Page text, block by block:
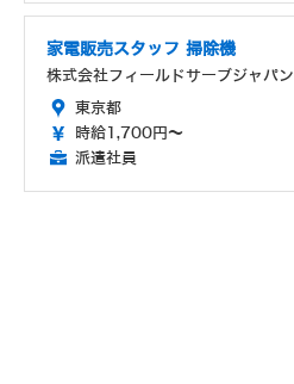
家電販売スタッフ 掃除機
株式会社フィールドサーブジャパン
東京都
時給1,700円～
派遣社員